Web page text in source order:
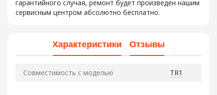
гарантийного случая, ремонт будет произведен нашим
сервисным центром абсолютно бесплатно.
Характеристики Отзывы
Совместимость с моделью TR1